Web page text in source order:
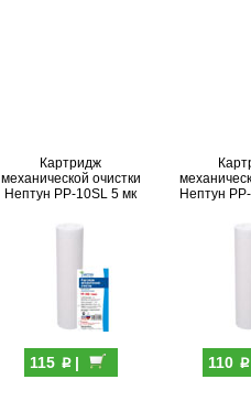
Картридж
механической очистки
Нептун PP-10SL 5 мк
115 p|
Нептун
110 p